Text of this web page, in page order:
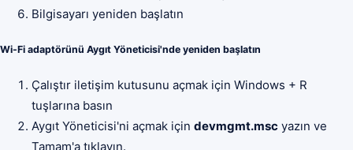
Bilgisayarı yeniden başlatın
Wi-Fi adaptörünü Aygıt Yöneticisi'nde yeniden başlatın
Çalıştır iletişim kutusunu açmak için Windows + R
tuşlarına basın
Aygıt Yöneticisi'ni açmak için devmgmt.msc yazın ve
Tamam'a tıklayın.